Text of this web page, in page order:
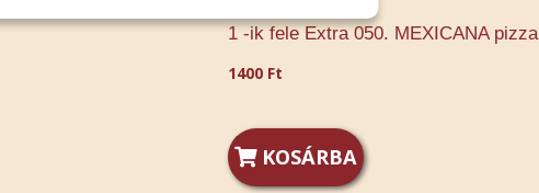
1 -ik fele Extra 050. MEXICANA pizza
1400 Ft
KOSÁRBA